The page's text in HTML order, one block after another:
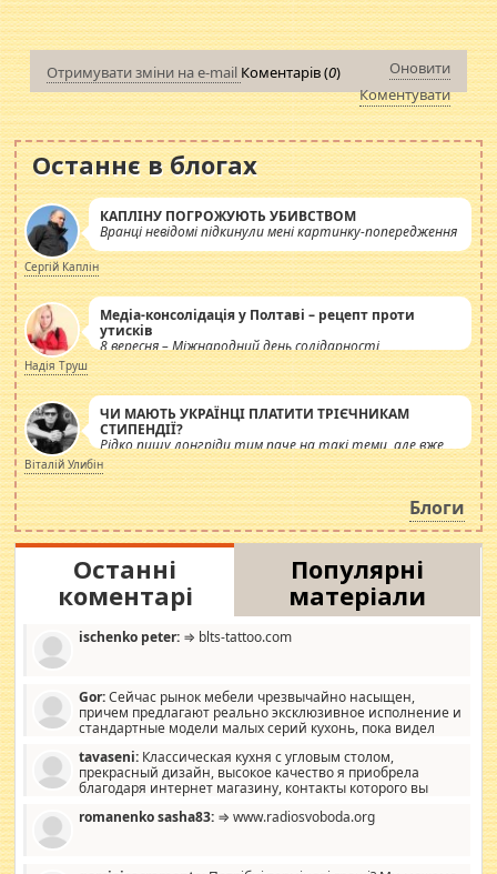
Отримувати зміни на e-mail Коментарів (0)
Оновити
Коментувати
Останнє в блогах
КАПЛІНУ ПОГРОЖУЮТЬ УБИВСТВОМ
Вранці невідомі підкинули мені картинку-попередження
Сергій Каплін
Медіа-консолідація у Полтаві – рецепт проти
утисків
8 вересня – Міжнародний день солідарності
журналістів.
Надія Труш
ЧИ МАЮТЬ УКРАЇНЦІ ПЛАТИТИ ТРІЄЧНИКАМ
СТИПЕНДІЇ?
Рідко пишу лонгріди тим паче на такі теми, але вже
просто дістало! Обурюють сьогоднішні інсенуації
навколо стипендіального питання. Штучно
роздувається ще одна соціальна катастрофа.
Віталій Улибін
Блоги
Останні
коментарі
Популярні
матеріали
ischenko peter: ⇒ blts-tattoo.com
Gor:Сейчас рынок мебели чрезвычайно насыщен,
причем предлагают реально эксклюзивное исполнение и
стандартные модели малых серий кухонь, пока видел
стандартные формы, в MebelOk, креативненько и что главное -
со вкусом все в порядке, без ненужных наворотов удорожающих
мебель, а это не последний фактор.
tavaseni: Классическая кухня с угловым столом,
прекрасный дизайн, высокое качество я приобрела
благодаря интернет магазину, контакты которого вы
romanenko sasha83: ⇒ www.radiosvoboda.org